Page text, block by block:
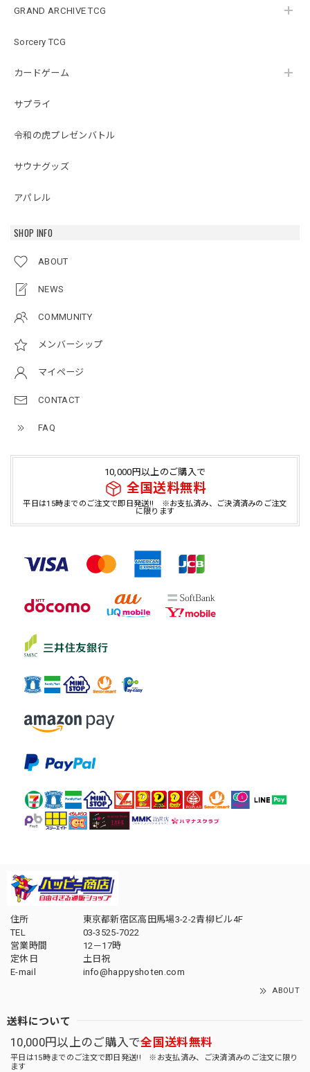
GRAND ARCHIVE TCG
Sorcery TCG
カードゲーム
サプライ
令和の虎プレゼンバトル
サウナグッズ
アパレル
SHOP INFO
ABOUT
NEWS
COMMUNITY
メンバーシップ
マイページ
CONTACT
FAQ
10,000円以上のご購入で
全国送料無料
平日は15時までのご注文で即日発送!! ※お支払済み、ご決済済みのご注文
に限ります
住所
東京都新宿区高田馬場3-2-2青柳ビル4F
TEL
03-3525-7022
営業時間
12－17時
定休日
土日祝
E-mail
info@happyshoten.com
ABOUT
送料について
10,000円以上のご購入で全国送料無料
平日は15時までのご注文で即日発送!! ※お支払済み、ご決済済みのご注文に限り
ます